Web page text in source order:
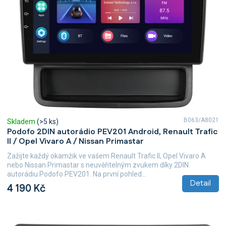
Podofo 2DIN autorádio PEV201 Android, Renault Trafic
II / Opel Vivaro A / Nissan Primastar
Skladem (>5 ks)
4 190 Kč Detail
Zažijte každý okamžik ve vašem Renault Trafic II, Opel Vivaro A
nebo Nissan Primastar s neuvěřitelným zvukem díky 2DIN
autorádiu Podofo PEV201. Na první pohled...
B063/A8021